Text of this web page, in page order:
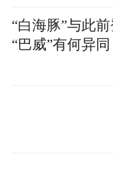
案、院内升上
略，调研就能
“白海豚”与此
“巴威”有何异同